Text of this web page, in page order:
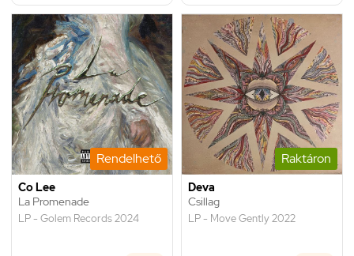
Rendelhető
Co Lee
La Promenade
LP - Golem Records 2024
Raktáron
Deva
Csillag
LP - Move Gently 2022